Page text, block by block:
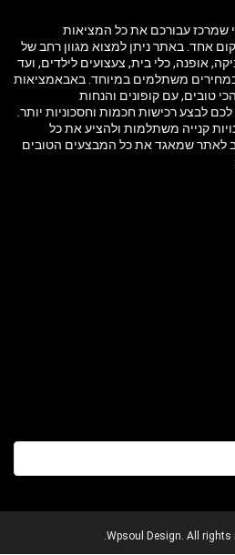
שמרכז עבורכם את כל המציאות
אחד. באתר ניתן למצוא מגוון רחב של
אופנה, כלי בית, צעצועים לילדים, ועד
במחירים משתלמים במיוחד. באבאמציאות
טובים, עם קופונים והנחות
לבצע רכישות חכמות וחסכוניות יותר.
קנייה משתלמות ולהציע את כל
לאתר שמאגד את כל המבצעים הטובים